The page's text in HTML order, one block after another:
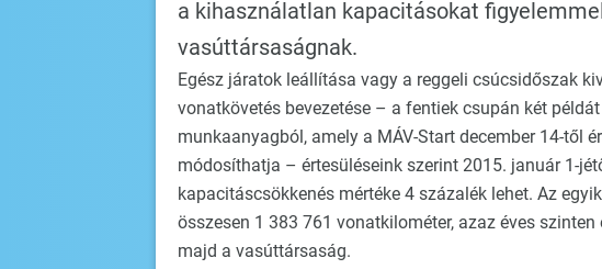
a kihasználatlan kapacitásokat
vasúttársaságnak.
Egész járatok leállítása vagy a reggeli csúcsidőszak
vonatkövetés bevezetése – a fentiek csupán két
munkaanyagból, amely a MÁV-Start december 14-től
módosíthatja – értesüléseink szerint 2015. január 1-
kapacitáscsökkenés mértéke 4 százalék lehet. Az
összesen 1 383 761 vonatkilométer, azaz éves
majd a vasúttársaság.